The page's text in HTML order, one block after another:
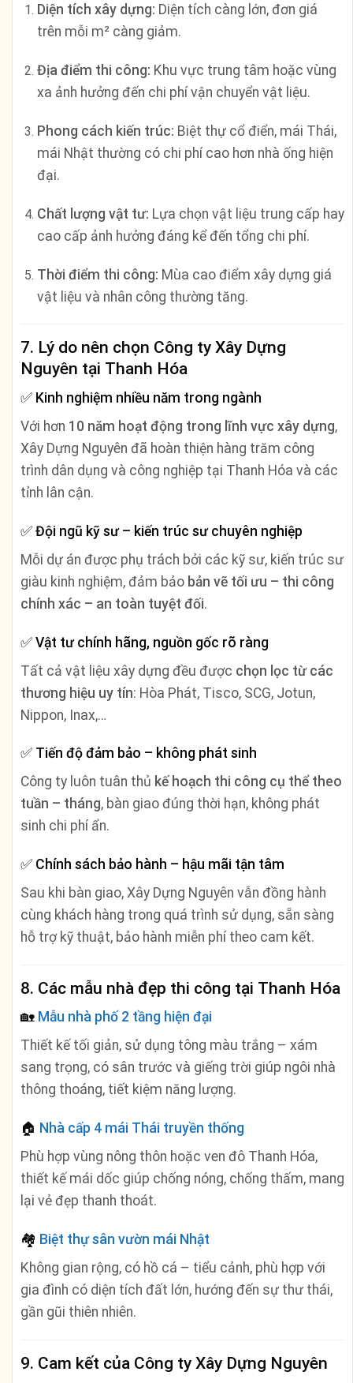
Diện tích xây dựng: Diện tích càng lớn, đơn giá
trên mỗi m² càng giảm.
Địa điểm thi công: Khu vực trung tâm hoặc vùng
xa ảnh hưởng đến chi phí vận chuyển vật liệu.
Phong cách kiến trúc: Biệt thự cổ điển, mái Thái,
mái Nhật thường có chi phí cao hơn nhà ống hiện
đại.
Chất lượng vật tư: Lựa chọn vật liệu trung cấp hay
cao cấp ảnh hưởng đáng kể đến tổng chi phí.
Thời điểm thi công: Mùa cao điểm xây dựng giá
vật liệu và nhân công thường tăng.
7. Lý do nên chọn Công ty Xây Dựng
Nguyên tại Thanh Hóa
✅ Kinh nghiệm nhiều năm trong ngành
Với hơn 10 năm hoạt động trong lĩnh vực xây dựng,
Xây Dựng Nguyên đã hoàn thiện hàng trăm công
trình dân dụng và công nghiệp tại Thanh Hóa và các
tỉnh lân cận.
✅ Đội ngũ kỹ sư – kiến trúc sư chuyên nghiệp
Mỗi dự án được phụ trách bởi các kỹ sư, kiến trúc sư
giàu kinh nghiệm, đảm bảo bản vẽ tối ưu – thi công
chính xác – an toàn tuyệt đối.
✅ Vật tư chính hãng, nguồn gốc rõ ràng
Tất cả vật liệu xây dựng đều được chọn lọc từ các
thương hiệu uy tín: Hòa Phát, Tisco, SCG, Jotun,
Nippon, Inax,…
✅ Tiến độ đảm bảo – không phát sinh
Công ty luôn tuân thủ kế hoạch thi công cụ thể theo
tuần – tháng, bàn giao đúng thời hạn, không phát
sinh chi phí ẩn.
✅ Chính sách bảo hành – hậu mãi tận tâm
Sau khi bàn giao, Xây Dựng Nguyên vẫn đồng hành
cùng khách hàng trong quá trình sử dụng, sẵn sàng
hỗ trợ kỹ thuật, bảo hành miễn phí theo cam kết.
8. Các mẫu nhà đẹp thi công tại Thanh Hóa
🏡 Mẫu nhà phố 2 tầng hiện đại
Thiết kế tối giản, sử dụng tông màu trắng – xám
sang trọng, có sân trước và giếng trời giúp ngôi nhà
thông thoáng, tiết kiệm năng lượng.
🏠 Nhà cấp 4 mái Thái truyền thống
Phù hợp vùng nông thôn hoặc ven đô Thanh Hóa,
thiết kế mái dốc giúp chống nóng, chống thấm, mang
lại vẻ đẹp thanh thoát.
🏘️ Biệt thự sân vườn mái Nhật
Không gian rộng, có hồ cá – tiểu cảnh, phù hợp với
gia đình có diện tích đất lớn, hướng đến sự thư thái,
gần gũi thiên nhiên.
9. Cam kết của Công ty Xây Dựng Nguyên